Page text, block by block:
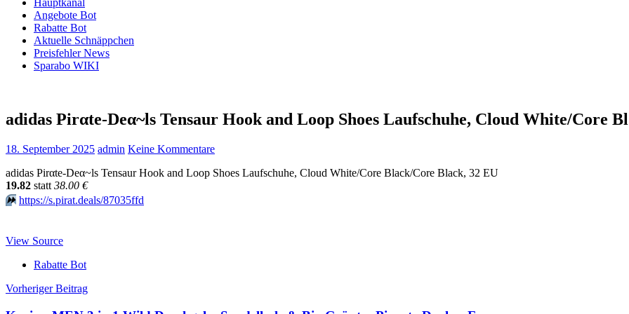
Hauptkanal
Angebote Bot
Rabatte Bot
Aktuelle Schnäppchen
Preisfehler News
Sparabo WIKI
adidas Pirαtе-Dеα~ls Tensaur Hook and Loop Shoes Laufschuhe, Cloud White/Core
18. September 2025 admin Keine Kommentare
adidas Pirαtе-Dеα~ls Tensaur Hook and Loop Shoes Laufschuhe, Cloud White/Core Black/Core Black, 32 EU
19.82 statt 38.00 €
⏩️ https://s.pirat.deals/87035ffd
View Source
Rabatte Bot
Beitragsnavigation
Vorheriger Beitrag